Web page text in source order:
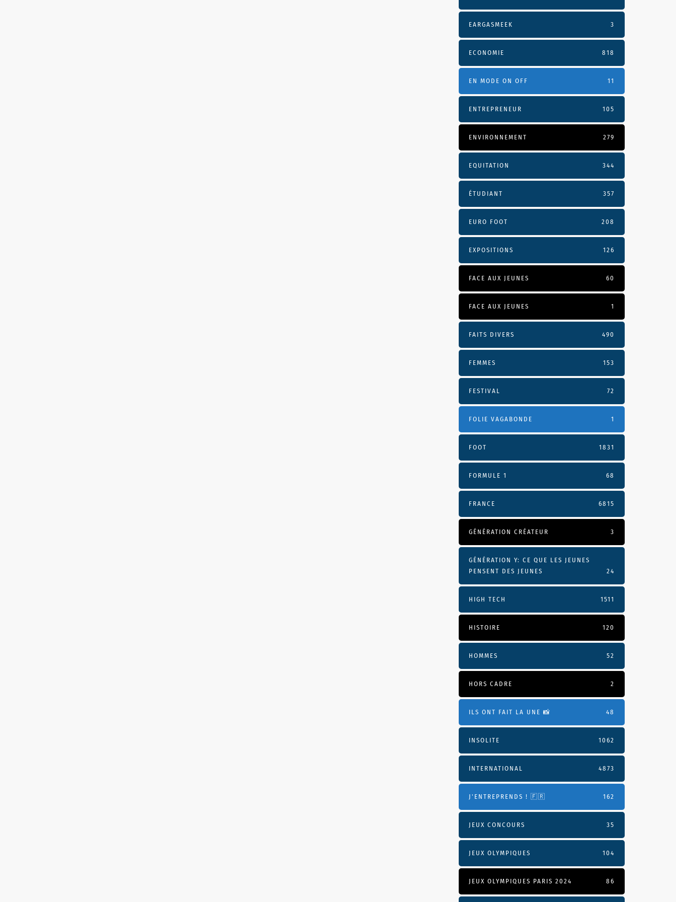
EARGASMEEK 3
ECONOMIE 818
EN MODE ON OFF 11
ENTREPRENEUR 105
ENVIRONNEMENT 279
EQUITATION 344
ÉTUDIANT 357
EURO FOOT 208
EXPOSITIONS 126
FACE AUX JEUNES 60
FACE AUX JEUNES 1
FAITS DIVERS 490
FEMMES 153
FESTIVAL 72
FOLIE VAGABONDE 1
FOOT 1831
FORMULE 1 68
FRANCE 6815
GÉNÉRATION CRÉATEUR 3
GÉNÉRATION Y: CE QUE LES JEUNES
PENSENT DES JEUNES
24
HIGH TECH 1511
HISTOIRE 120
HOMMES 52
HORS CADRE 2
ILS ONT FAIT LA UNE 📸 48
INSOLITE 1062
INTERNATIONAL 4873
J'ENTREPRENDS ! 🇫🇷 162
JEUX CONCOURS 35
JEUX OLYMPIQUES 104
JEUX OLYMPIQUES PARIS 2024 86